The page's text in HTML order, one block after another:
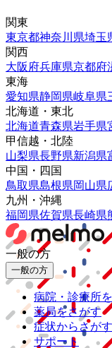
関東
東京都神奈川県埼玉
関西
大阪府兵庫県京都府
東海
愛知県静岡県岐阜県
北海道・東北
北海道青森県岩手県
甲信越・北陸
山梨県長野県新潟県
中国・四国
鳥取県島根県岡山県
九州・沖縄
福岡県佐賀県長崎県
一般の方
一般の方
病院・診療所
薬局をさがす
症状からさがす
サポート